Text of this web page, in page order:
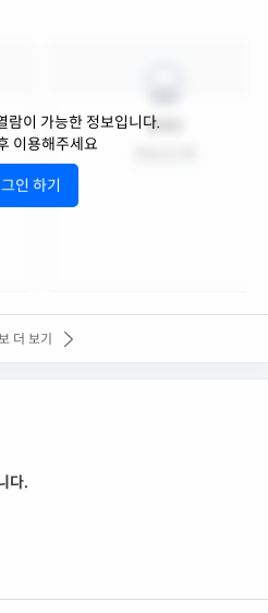
팀원2
람이 가능한 정보입니다.
이용해주세요
인 하기
더 보기
다.